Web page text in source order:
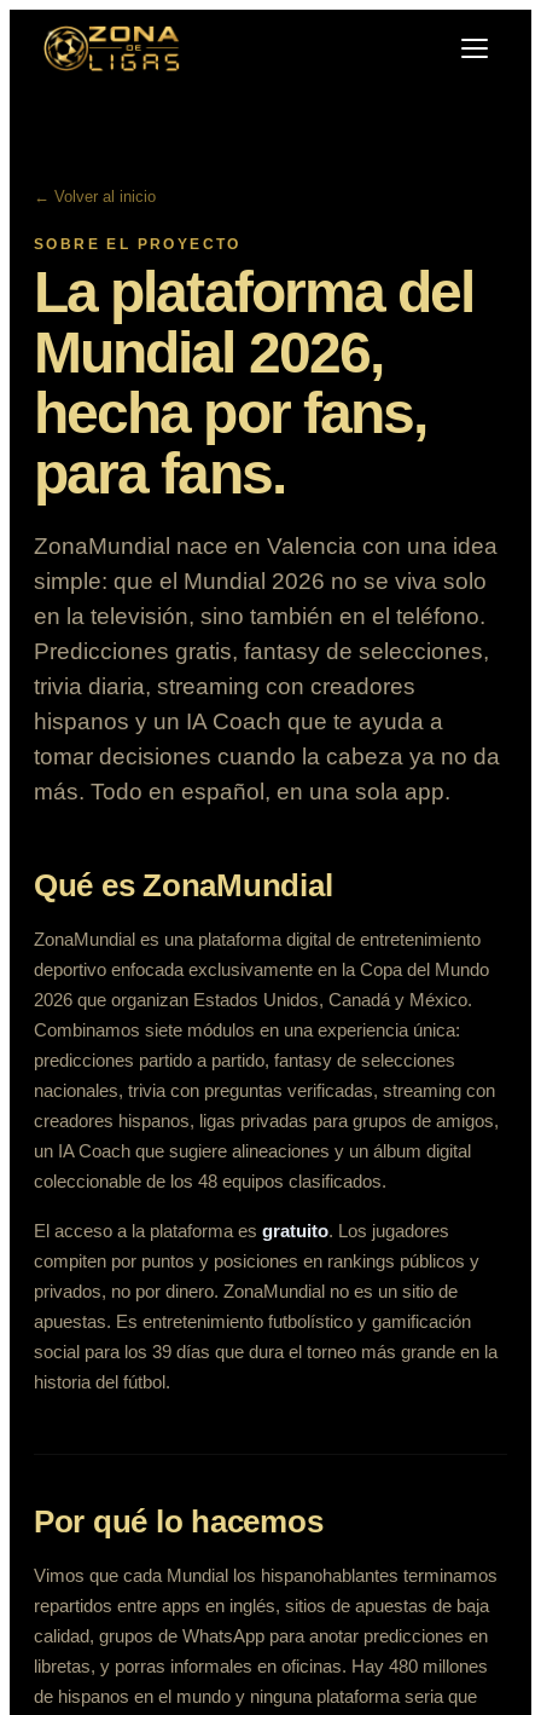
← Volver al inicio
SOBRE EL PROYECTO
La plataforma del
Mundial 2026,
hecha por fans,
para fans.
ZonaMundial nace en Valencia con una idea
simple: que el Mundial 2026 no se viva solo
en la televisión, sino también en el teléfono.
Predicciones gratis, fantasy de selecciones,
trivia diaria, streaming con creadores
hispanos y un IA Coach que te ayuda a
tomar decisiones cuando la cabeza ya no da
más. Todo en español, en una sola app.
Qué es ZonaMundial
ZonaMundial es una plataforma digital de entretenimiento
deportivo enfocada exclusivamente en la Copa del Mundo
2026 que organizan Estados Unidos, Canadá y México.
Combinamos siete módulos en una experiencia única:
predicciones partido a partido, fantasy de selecciones
nacionales, trivia con preguntas verificadas, streaming con
creadores hispanos, ligas privadas para grupos de amigos,
un IA Coach que sugiere alineaciones y un álbum digital
coleccionable de los 48 equipos clasificados.
El acceso a la plataforma es gratuito. Los jugadores
compiten por puntos y posiciones en rankings públicos y
privados, no por dinero. ZonaMundial no es un sitio de
apuestas. Es entretenimiento futbolístico y gamificación
social para los 39 días que dura el torneo más grande en la
historia del fútbol.
Por qué lo hacemos
Vimos que cada Mundial los hispanohablantes terminamos
repartidos entre apps en inglés, sitios de apuestas de baja
calidad, grupos de WhatsApp para anotar predicciones en
libretas, y porras informales en oficinas. Hay 480 millones
de hispanos en el mundo y ninguna plataforma seria que